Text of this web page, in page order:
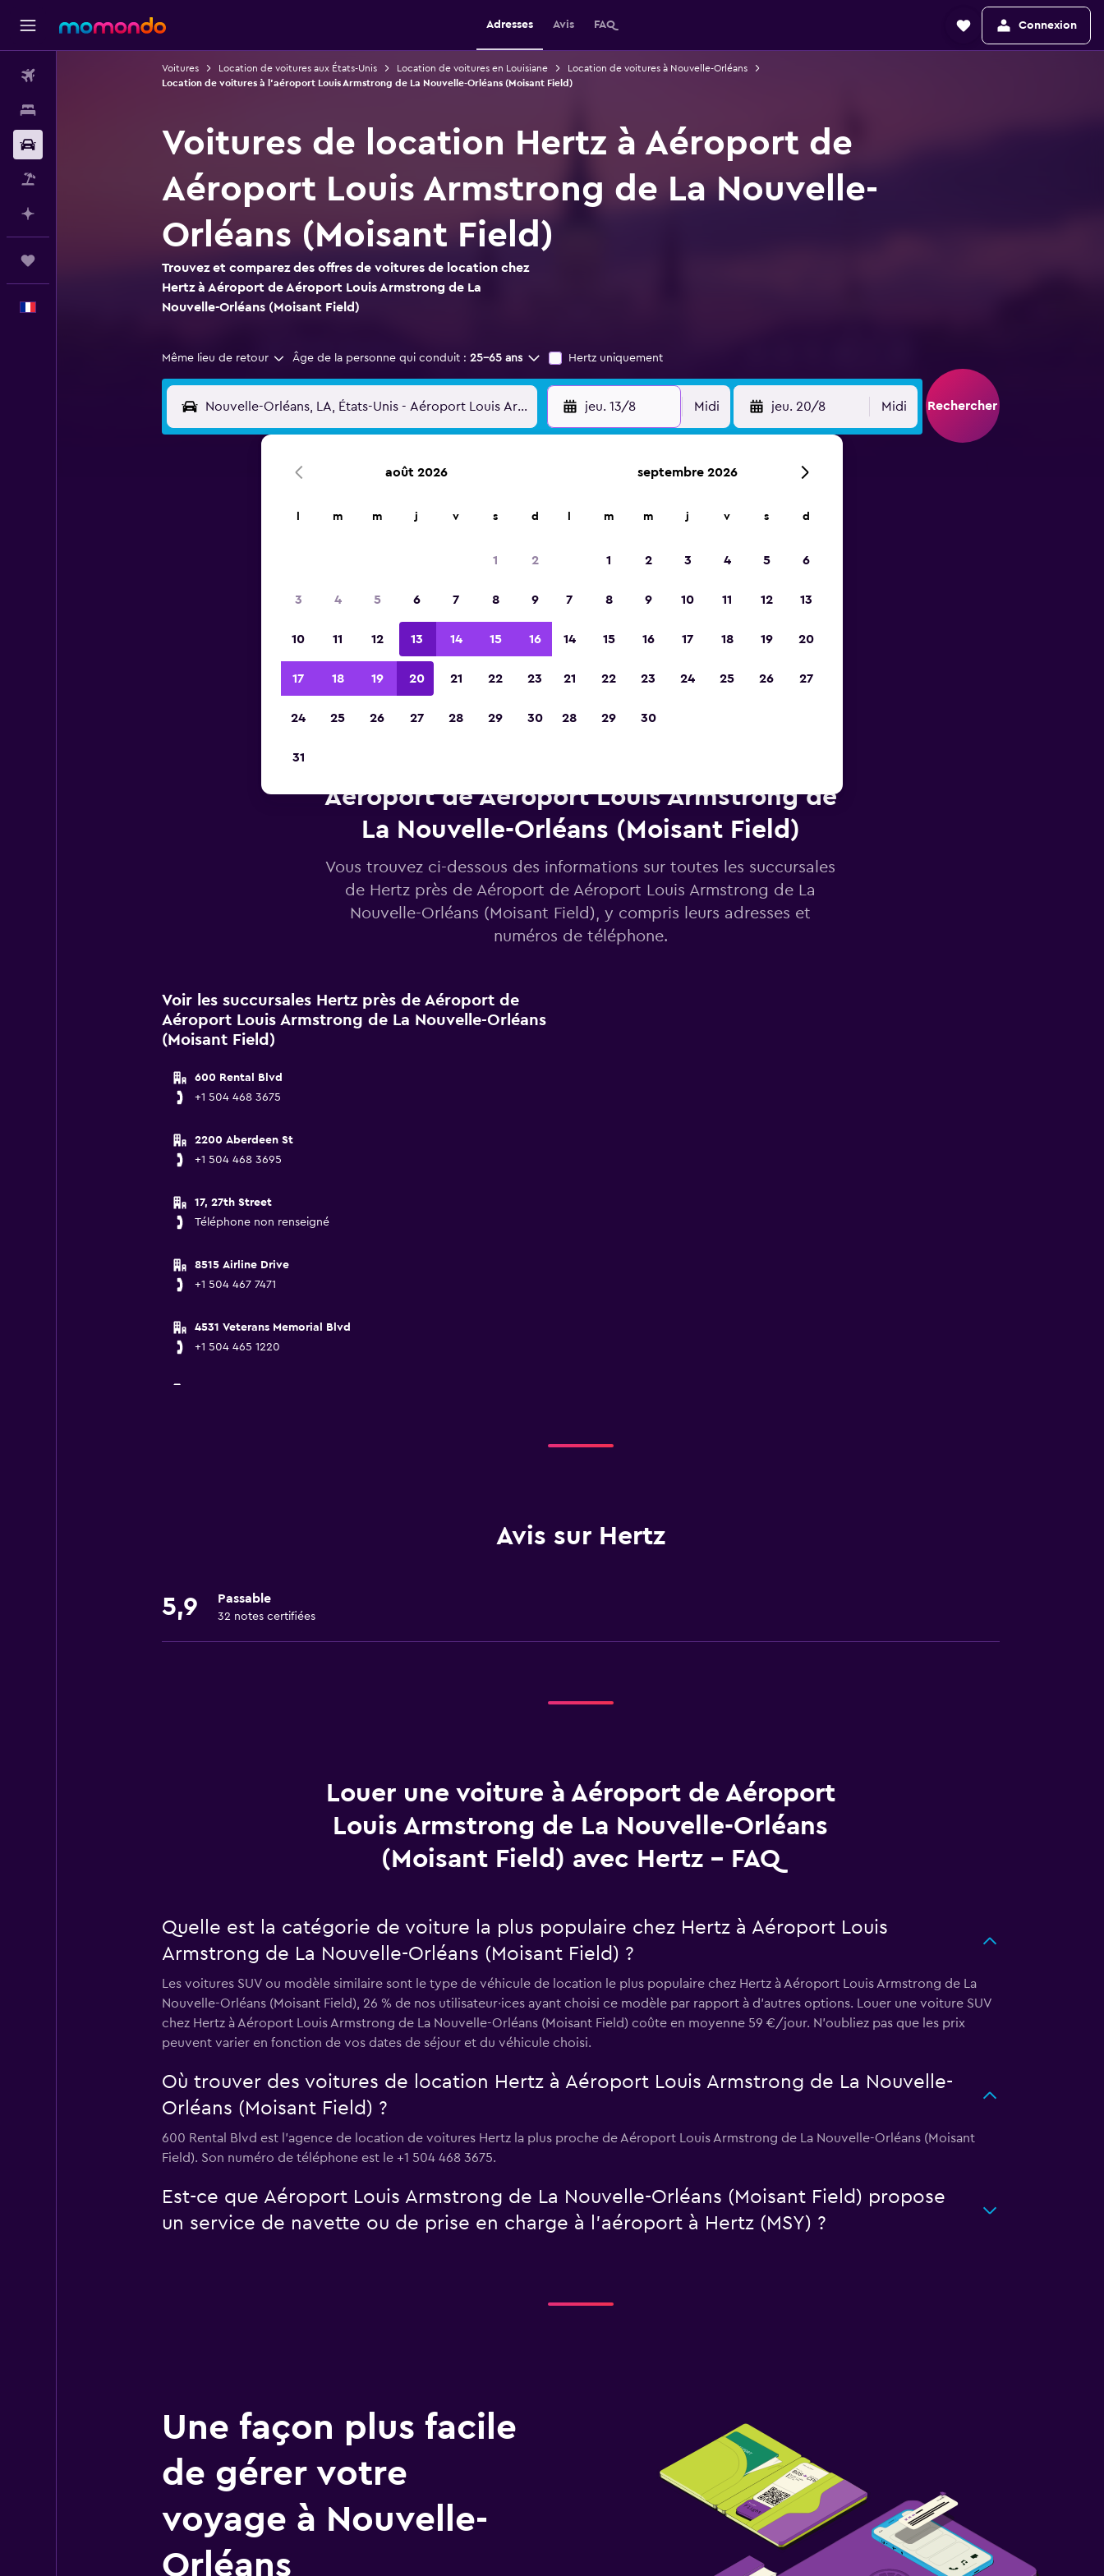
Adresses Avis FAQ Connexion
Voitures Location de voitures aux États-Unis Location de voitures en Louisiane
Location de voitures à Nouvelle-Orléans
Location de voitures à l'aéroport Louis Armstrong de La Nouvelle-Orléans (Moisant Field)
Voitures de location Hertz à Aéroport de
Aéroport Louis Armstrong de La Nouvelle-
Orléans (Moisant Field)
Trouvez et comparez des offres de voitures de location chez
Hertz à Aéroport de Aéroport Louis Armstrong de La
Nouvelle-Orléans (Moisant Field)
Même lieu de retour Âge de la personne qui conduit : 25-65 ans Hertz uniquement
jeu. 13/8 Midi jeu. 20/8 Midi Rechercher
2023
Aéroport de Aéroport Louis Armstrong de
La Nouvelle-Orléans (Moisant Field)
Vous trouvez ci-dessous des informations sur toutes les succursales
de Hertz près de Aéroport de Aéroport Louis Armstrong de La
Nouvelle-Orléans (Moisant Field), y compris leurs adresses et
numéros de téléphone.
Voir les succursales Hertz près de Aéroport de
Aéroport Louis Armstrong de La Nouvelle-Orléans
(Moisant Field)
600 Rental Blvd
+1 504 468 3675
2200 Aberdeen St
+1 504 468 3695
17, 27th Street
Téléphone non renseigné
8515 Airline Drive
+1 504 467 7471
4531 Veterans Memorial Blvd
+1 504 465 1220
Avis sur Hertz
5,9 Passable
32 notes certifiées
Louer une voiture à Aéroport de Aéroport
Louis Armstrong de La Nouvelle-Orléans
(Moisant Field) avec Hertz - FAQ
Quelle est la catégorie de voiture la plus populaire chez Hertz à Aéroport Louis
Armstrong de La Nouvelle-Orléans (Moisant Field) ?
Les voitures SUV ou modèle similaire sont le type de véhicule de location le plus populaire chez Hertz à Aéroport Louis Armstrong de La
Nouvelle-Orléans (Moisant Field), 26 % de nos utilisateur·ices ayant choisi ce modèle par rapport à d’autres options. Louer une voiture SUV
chez Hertz à Aéroport Louis Armstrong de La Nouvelle-Orléans (Moisant Field) coûte en moyenne 59 €/jour. N'oubliez pas que les prix
peuvent varier en fonction de vos dates de séjour et du véhicule choisi.
Où trouver des voitures de location Hertz à Aéroport Louis Armstrong de La Nouvelle-
Orléans (Moisant Field) ?
600 Rental Blvd est l'agence de location de voitures Hertz la plus proche de Aéroport Louis Armstrong de La Nouvelle-Orléans (Moisant
Field). Son numéro de téléphone est le +1 504 468 3675.
Est-ce que Aéroport Louis Armstrong de La Nouvelle-Orléans (Moisant Field) propose
un service de navette ou de prise en charge à l’aéroport à Hertz (MSY) ?
Une façon plus facile
de gérer votre
voyage à Nouvelle-
Orléans
août 2026
m m j v s d
1 2
3 4 5 6 7 8 9
10 11 12 13 14 15 16
17 18 19 20 21 22 23
24 25 26 27 28 29 30
31
septembre 2026
m m j v s d
1 2 3 4 5 6
7 8 9 10 11 12 13
14 15 16 17 18 19 20
21 22 23 24 25 26 27
28 29 30